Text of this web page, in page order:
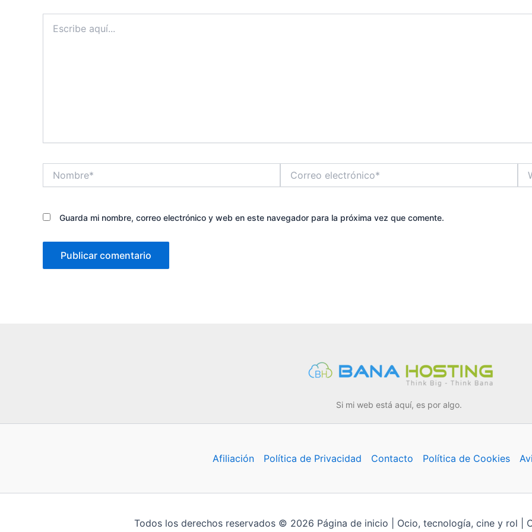
aquí...
electrónico*
Guarda mi nombre, correo electrónico y web en este navegador para la próxima vez que comente.
Si mi web está aquí, es por algo.
Afiliación Política de Privacidad Contacto Política de Cookies
Todos los derechos reservados © 2026 Página de inicio | Ocio, tecnología, cine y rol |